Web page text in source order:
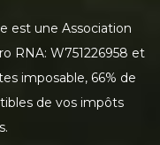
est une Association
RNA: W751226958 et
imposable, 66% de
de vos impôts